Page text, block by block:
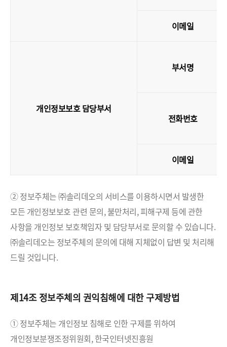
이메일
개인정보보호 담당부서
부서명
전화번호
이메일
② 정보주체는 ㈜솔리데오의 서비스를 이용하시면서 발생한
모든 개인정보보호 관련 문의, 불만처리, 피해구제 등에 관한
사항을 개인정보 보호책임자 및 담당부서로 문의할 수 있습니다.
㈜솔리데오는 정보주체의 문의에 대해 지체없이 답변 및 처리해
드릴 것입니다.
제14조 정보주체의 권익침해에 대한 구제방법
① 정보주체는 개인정보 침해로 인한 구제를 위하여
개인정보분쟁조정위원회, 한국인터넷진흥원